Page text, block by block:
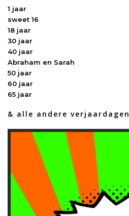
1 jaar
sweet 16
18 jaar
30 jaar
40 jaar
Abraham en Sarah
50 jaar
60 jaar
65 jaar
& alle andere verjaardagen